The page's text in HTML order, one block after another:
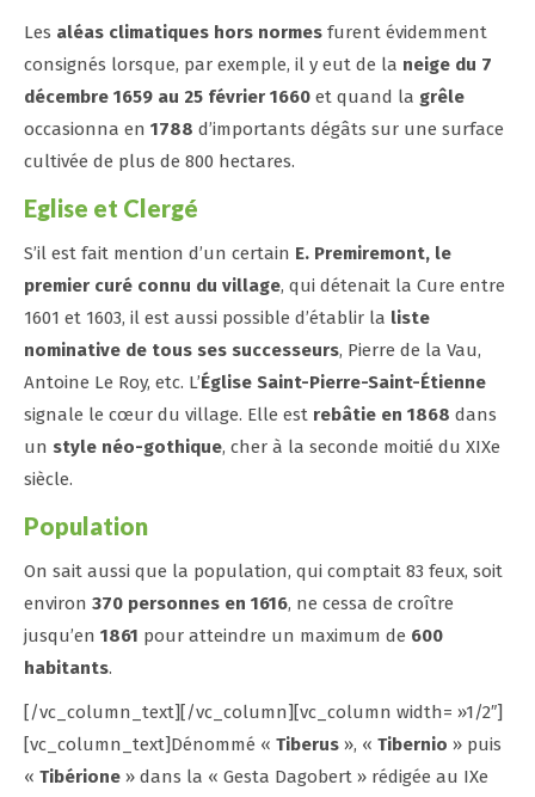
Les aléas climatiques hors normes furent évidemment
consignés lorsque, par exemple, il y eut de la neige du 7
décembre 1659 au 25 février 1660 et quand la grêle
occasionna en 1788 d’importants dégâts sur une surface
cultivée de plus de 800 hectares.
Eglise et Clergé
S’il est fait mention d’un certain E. Premiremont, le
premier curé connu du village, qui détenait la Cure entre
1601 et 1603, il est aussi possible d’établir la liste
nominative de tous ses successeurs, Pierre de la Vau,
Antoine Le Roy, etc. L’Église Saint-Pierre-Saint-Étienne
signale le cœur du village. Elle est rebâtie en 1868 dans
un style néo-gothique, cher à la seconde moitié du XIXe
siècle.
Population
On sait aussi que la population, qui comptait 83 feux, soit
environ 370 personnes en 1616, ne cessa de croître
jusqu’en 1861 pour atteindre un maximum de 600
habitants.
[/vc_column_text][/vc_column][vc_column width= »1/2″]
[vc_column_text]Dénommé « Tiberus », « Tibernio » puis
« Tibérione » dans la « Gesta Dagobert » rédigée au IXe